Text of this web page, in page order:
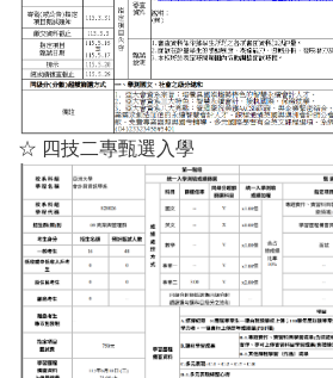
☆ 四技二專甄選入學